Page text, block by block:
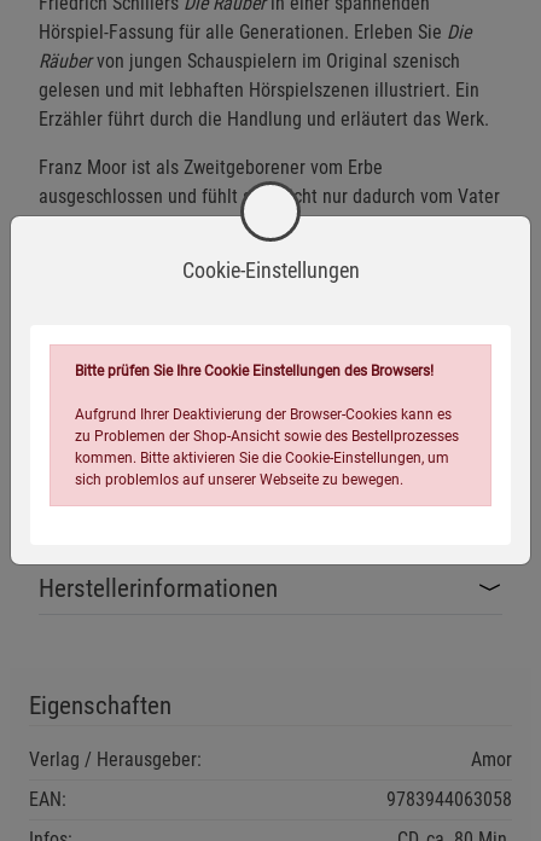
Hörspiel-Fassung für alle Generationen. Erleben Sie Die
Räubervon jungen Schauspielern im Original szenisch
gelesen und mit lebhaften Hörspielszenen illustriert. Ein
Erzähler führt durch die Handlung und erläutert das Werk.
Franz Moor ist als Zweitgeborener vom Erbe
ausgeschlossen und fühlt sich nicht nur dadurch vom Vater
vernachlässigt. Deshalb beschließt er, sich mit einem
den älteren Bruder Karl zu verstoßen. Von der
Auflehnung gegen die feine Gesellschaft im Wald eine
Räuberbande. Franz herrscht indessen im Schloss mit
junge Amalia zu einer Heirat zwingen will, schreitet Karl
als rechtmäßiger Erbe ein.
Herstellerinformationen
Eigenschaften
Verlag / Herausgeber:
Amor
EAN:
9783944063058
Cookie-Einstellungen
Bitte prüfen Sie Ihre Cookie Einstellungen des Browsers!
Aufgrund Ihrer Deaktivierung der Browser-Cookies kann es
zu Problemen der Shop-Ansicht sowie des Bestellprozesses
kommen. Bitte aktivieren Sie die Cookie-Einstellungen, um
sich problemlos auf unserer Webseite zu bewegen.
Einstellungen speichern für die Gruppe
Zurück Einstellungen speichern für die Gruppe
Einwilligung nicht erteilen